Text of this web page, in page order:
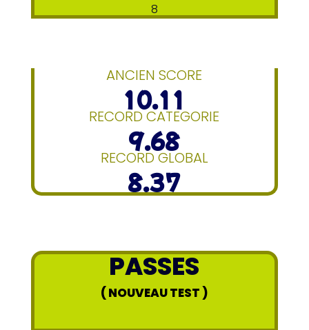
8
ANCIEN SCORE
10.11
RECORD CATEGORIE
9.68
RECORD GLOBAL
8.37
PASSES
( NOUVEAU TEST )